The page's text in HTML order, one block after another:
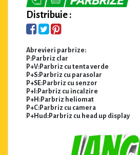
Distribuie :
Abrevieri parbrize:
P:Parbriz clar
P+V:Parbriz cu tenta verde
P+S:Parbriz cu parasolar
P+SE:Parbriz cu senzor
P+I:Parbriz cu incalzire
P+H:Parbriz heliomat
P+C:Parbriz cu camera
P+Hud:Parbriz cu head up display